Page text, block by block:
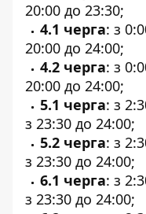
20:00 до 23:30;
4.1 черга: з
20:00 до 24:00;
4.2 черга: з
20:00 до 24:00;
5.1 черга: з
з 23:30 до 24:00;
5.2 черга: з
з 23:30 до 24:00;
6.1 черга: з
з 23:30 до 24:00;